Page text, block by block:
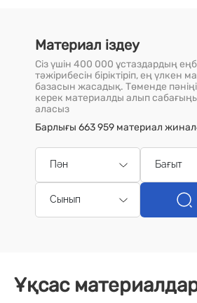
Материал іздеу
Сіз үшін 400 000 ұстаздардың
тәжірибесін біріктіріп, ең үлкен
базасын жасадық. Төменде
керек материалды алып
аласыз
Барлығы 663 959 материал
Пән Бағыт
Сынып
Ұқсас